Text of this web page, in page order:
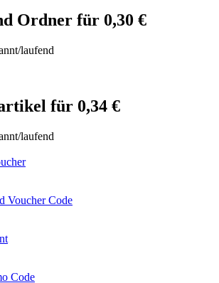
Ordner für 0,30 €
laufend
für 0,34 €
laufend